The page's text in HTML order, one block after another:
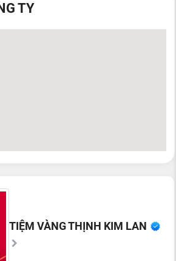
TY
TIỆM VÀNG THỊNH KIM LAN